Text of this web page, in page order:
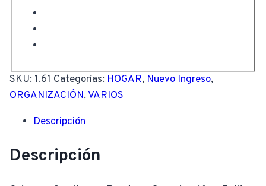
SKU: 1.61 Categorías: HOGAR, Nuevo Ingreso,
ORGANIZACIÓN,VARIOS
Descripción
Descripción